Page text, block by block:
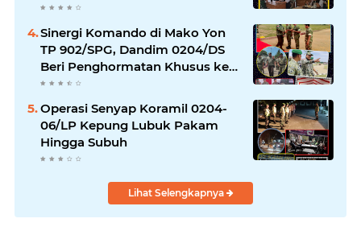
Bahaya Narkotika
Sinergi Komando di Mako Yon
TP 902/SPG, Dandim 0204/DS
Beri Penghormatan Khusus ke
Menhan RI
Operasi Senyap Koramil 0204-
06/LP Kepung Lubuk Pakam
Hingga Subuh
Lihat Selengkapnya